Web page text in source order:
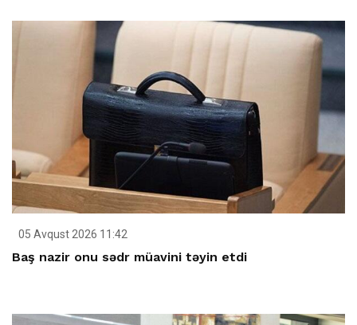
05 Avqust 2026 11:42
Baş nazir onu sədr müavini təyin etdi